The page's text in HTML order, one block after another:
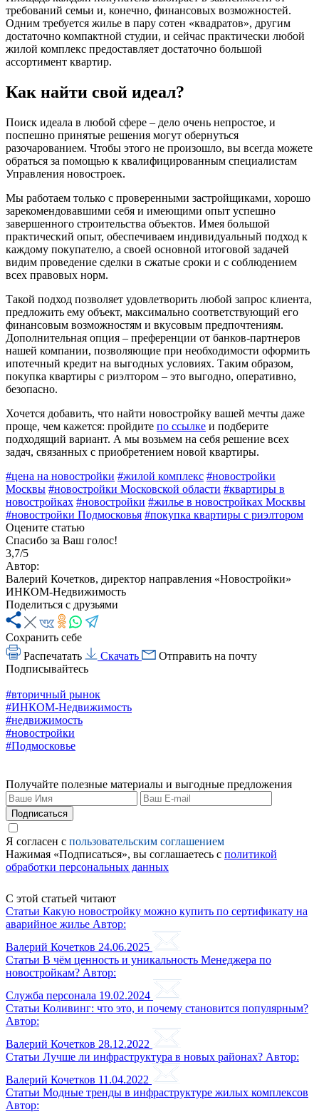
требований семьи и, конечно, финансовых возможностей.
Одним требуется жилье в пару сотен «квадратов», другим
достаточно компактной студии, и сейчас практически любой
жилой комплекс предоставляет достаточно большой
ассортимент квартир.
Как найти свой идеал?
Поиск идеала в любой сфере – дело очень непростое, и
поспешно принятые решения могут обернуться
разочарованием. Чтобы этого не произошло, вы всегда можете
обраться за помощью к квалифицированным специалистам
Управления новостроек.
Мы работаем только с проверенными застройщиками, хорошо
зарекомендовавшими себя и имеющими опыт успешно
завершенного строительства объектов. Имея большой
практический опыт, обеспечиваем индивидуальный подход к
каждому покупателю, а своей основной итоговой задачей
видим проведение сделки в сжатые сроки и с соблюдением
всех правовых норм.
Такой подход позволяет удовлетворить любой запрос клиента,
предложить ему объект, максимально соответствующий его
финансовым возможностям и вкусовым предпочтениям.
Дополнительная опция – преференции от банков-партнеров
нашей компании, позволяющие при необходимости оформить
ипотечный кредит на выгодных условиях. Таким образом,
покупка квартиры с риэлтором – это выгодно, оперативно,
безопасно.
Хочется добавить, что найти новостройку вашей мечты даже
проще, чем кажется: пройдите по ссылке и подберите
подходящий вариант. А мы возьмем на себя решение всех
задач, связанных с приобретением новой квартиры.
#цена на новостройки #жилой комплекс #новостройки
Москвы #новостройки Московской области #квартиры в
новостройках #новостройки #жилье в новостройках Москвы
#новостройки Подмосковья #покупка квартиры с риэлтором
Оцените статью
Спасибо за Ваш голос!
3,7/5
Автор:
Валерий Кочетков, директор направления «Новостройки»
ИНКОМ-Недвижимость
Поделиться с друзьями
Сохранить себе
Распечатать
Скачать
Отправить на почту
Подписывайтесь
#вторичный рынок
#ИНКОМ-Недвижимость
#недвижимость
#новостройки
#Подмосковье
Получайте полезные материалы и выгодные предложения
Подписаться
Я согласен с пользовательским соглашением
Нажимая «Подписаться», вы соглашаетесь с политикой
обработки персональных данных
С этой статьей читают
Статьи Какую новостройку можно купить по сертификату на
аварийное жилье Автор:
Валерий Кочетков 24.06.2025
Статьи В чём ценность и уникальность Менеджера по
новостройкам? Автор:
Служба персонала 19.02.2024
Статьи Коливинг: что это, и почему становится популярным?
Автор:
Валерий Кочетков 28.12.2022
Статьи Лучше ли инфраструктура в новых районах? Автор:
Валерий Кочетков 11.04.2022
Статьи Модные тренды в инфраструктуре жилых комплексов
Автор: